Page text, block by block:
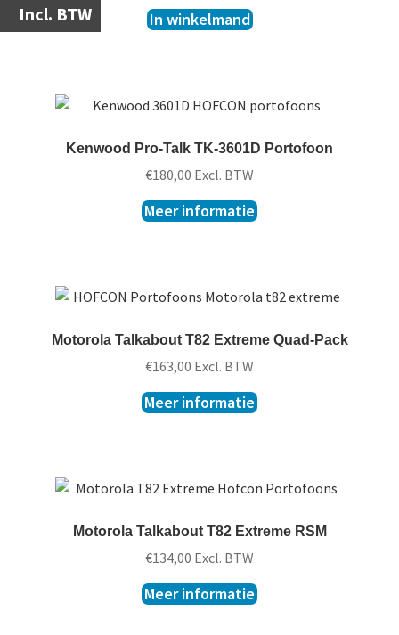
Incl. BTW In winkelmand
Kenwood Pro-Talk TK-3601D Portofoon
€180,00 Excl. BTW
Meer informatie
Motorola Talkabout T82 Extreme Quad-Pack
€163,00 Excl. BTW
Meer informatie
Motorola Talkabout T82 Extreme RSM
€134,00 Excl. BTW
Meer informatie